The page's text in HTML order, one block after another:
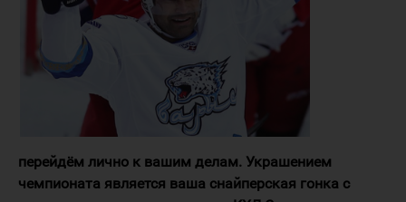
перейдём лично к вашим делам. Украшением
чемпионата является ваша снайперская гонка с